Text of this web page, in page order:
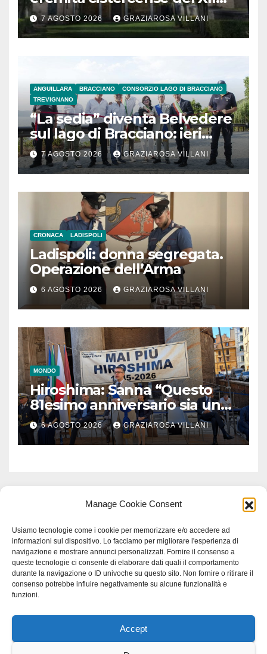
Manage Cookie Consent
Usiamo tecnologie come i cookie per memorizzare e/o accedere ad
informazioni sul dispositivo. Lo facciamo per migliorare l'esperienza di
navigazione e mostrare annunci personalizzati. Fornire il consenso a
queste tecnologie ci consente di elaborare dati quali il comportamento
durante la navigazione o ID univoche su questo sito. Non fornire o ritirare il
consenso potrebbe influire negativamente su alcune funzionalità e
funzioni.
Accept
secolo
7 AGOSTO 2026 GRAZIAROSA VILLANI
ANGUILLARA BRACCIANO
CONSORZIO LAGO DI BRACCIANO
TREVIGNANO
“La sedia” diventa Belvedere
sul lago di Bracciano: ieri
l’inaugurazione
7 AGOSTO 2026 GRAZIAROSA VILLANI
CRONACA LADISPOLI
Ladispoli: donna segregata.
Operazione dell’Arma
6 AGOSTO 2026 GRAZIAROSA VILLANI
MONDO
Hiroshima: Sanna “Questo
81esimo anniversario sia un
monito per tutti”
6 AGOSTO 2026 GRAZIAROSA VILLANI
Proudly powered by WordPress|Tema: Newspaperex di